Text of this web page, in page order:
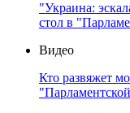
"Украина:
стол в
Видео
Кто развяжет
"Парламентской